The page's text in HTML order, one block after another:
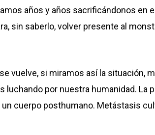
años y años sacrificándonos en
sin saberlo, volver presente al
vuelve, si miramos así la situación,
luchando por nuestra humanidad.
un cuerpo posthumano. Metástasis